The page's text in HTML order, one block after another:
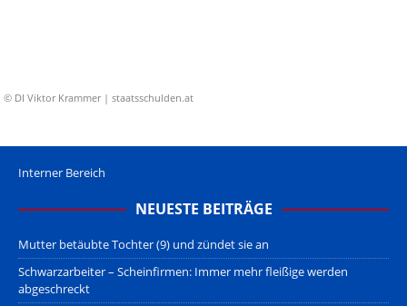
© DI Viktor Krammer | staatsschulden.at
Interner Bereich
NEUESTE BEITRÄGE
Mutter betäubte Tochter (9) und zündet sie an
Schwarzarbeiter – Scheinfirmen: Immer mehr fleißige werden
abgeschreckt